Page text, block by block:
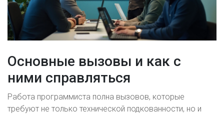
Основные вызовы и как с
ними справляться
Работа программиста полна вызовов, которые
требуют не только технической подкованности, но и